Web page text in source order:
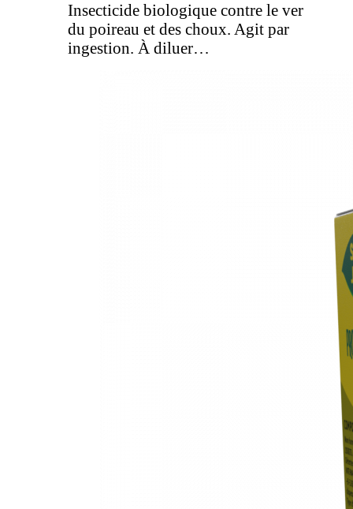
Insecticide biologique contre le ver
du poireau et des choux. Agit par
ingestion. À diluer…